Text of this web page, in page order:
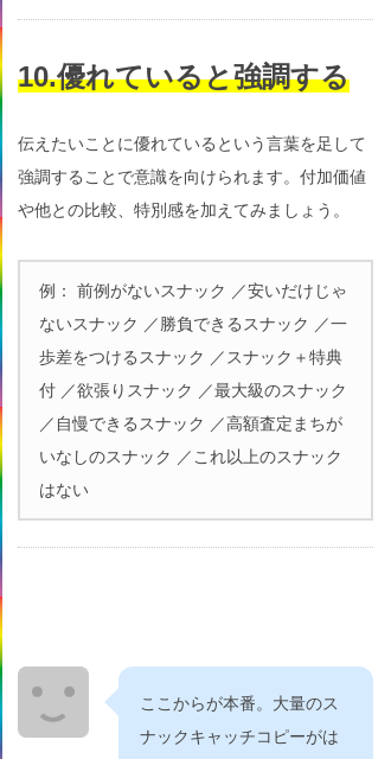
10.優れていると強調する
伝えたいことに優れているという言葉を足して
強調することで意識を向けられます。付加価値
や他との比較、特別感を加えてみましょう。
例： 前例がないスナック ／安いだけじゃ
ないスナック ／勝負できるスナック ／一
歩差をつけるスナック ／スナック＋特典
付 ／欲張りスナック ／最大級のスナック
／自慢できるスナック ／高額査定まちが
いなしのスナック ／これ以上のスナック
はない
ここからが本番。大量のス
ナックキャッチコピーがは